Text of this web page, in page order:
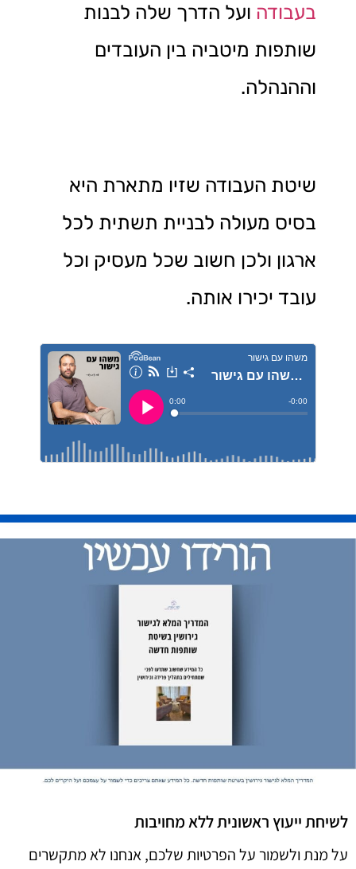
בעבודה ועל הדרך שלה לבנות
שותפות מיטביה בין העובדים
וההנהלה.
שיטת העבודה שזיו מתארת היא
בסיס מעולה לבניית תשתית לכל
ארגון ולכן חשוב שכל מעסיק וכל
עובד יכירו אותה.
לשיחת ייעוץ ראשונית ללא מחויבות
על מנת ולשמור על הפרטיות שלכם, אנחנו לא מתקשרים